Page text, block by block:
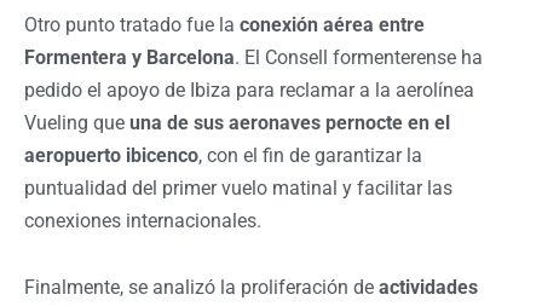
Otro punto tratado fue la conexión aérea entre
Formentera y Barcelona. El Consell formenterense ha
pedido el apoyo de Ibiza para reclamar a la aerolínea
Vueling que una de sus aeronaves pernocte en el
aeropuerto ibicenco, con el fin de garantizar la
puntualidad del primer vuelo matinal y facilitar las
conexiones internacionales.
Finalmente, se analizó la proliferación de actividades